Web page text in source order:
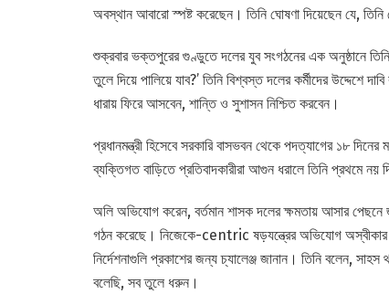
অবস্থান আবারো স্পষ্ট করেছেন। তিনি ঘোষণা দিয়েছেন যে, তিনি
শুক্রবার ভক্তপুরের গুণ্ডুতে দলের যুব সংগঠনের এক অনুষ্ঠানে
তুলে দিয়ে পালিয়ে যাব?’ তিনি বিশ্বস্ত দলের কর্মীদের উদ্দেশে
ধারায় ফিরে আসবেন, শান্তি ও সুশাসন নিশ্চিত করবেন।
প্রধানমন্ত্রী হিসেবে সরকারি বাসভবন থেকে পদত্যাগের ১৮
ব্যক্তিগত বাড়িতে প্রতিবাদকারীরা আগুন ধরালে তিনি প্রথমে নয়
অলি অভিযোগ করেন, বর্তমান শাসক দলের ক্ষমতায় আসার পেছনে
গঠন করেছে। নিজেকে-centric ষড়যন্ত্রের অভিযোগ অস্বীকার
নির্দেশনাগুলি প্রকাশের জন্য চ্যালেঞ্জ জানান। তিনি বলেন,
বলেছি, সব তুলে ধরুন।